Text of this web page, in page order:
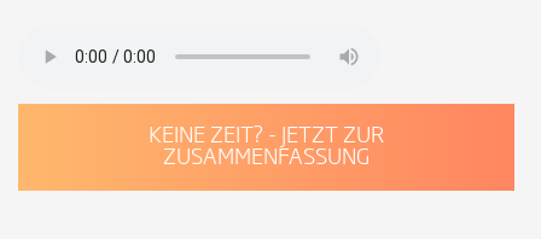
KEINE ZEIT? - JETZT ZUR
ZUSAMMENFASSUNG